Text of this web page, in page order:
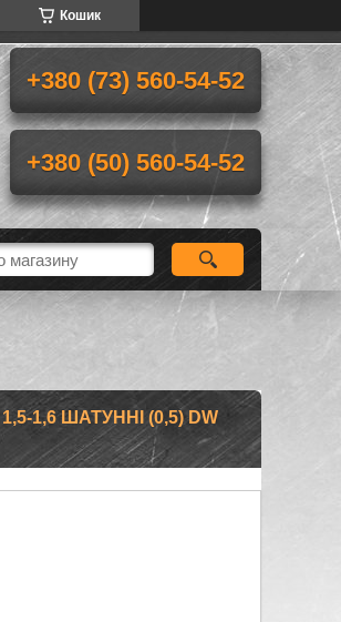
Кошик
+380 (73) 560-54-52
+380 (50) 560-54-52
1,6 ШАТУННІ (0,5) DW